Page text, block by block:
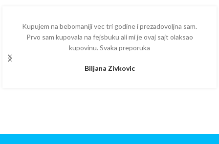
Kupujem na bebomaniji vec tri godine i prezadovoljna sam.
Prvo sam kupovala na fejsbuku ali mi je ovaj sajt olaksao
kupovinu. Svaka preporuka
Biljana Zivkovic